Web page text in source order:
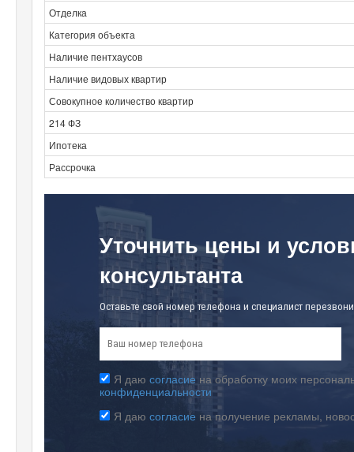
Отделка
Категория объекта
Наличие пентхаусов
Наличие видовых квартир
Совокупное количество квартир
214 ФЗ
Ипотека
Рассрочка
Уточнить цены и
консультанта
Оставьте свой номер телефона и специалист
Я даю согласие на обработку моих
конфиденциальности
Я даю согласие на получение рекламы,